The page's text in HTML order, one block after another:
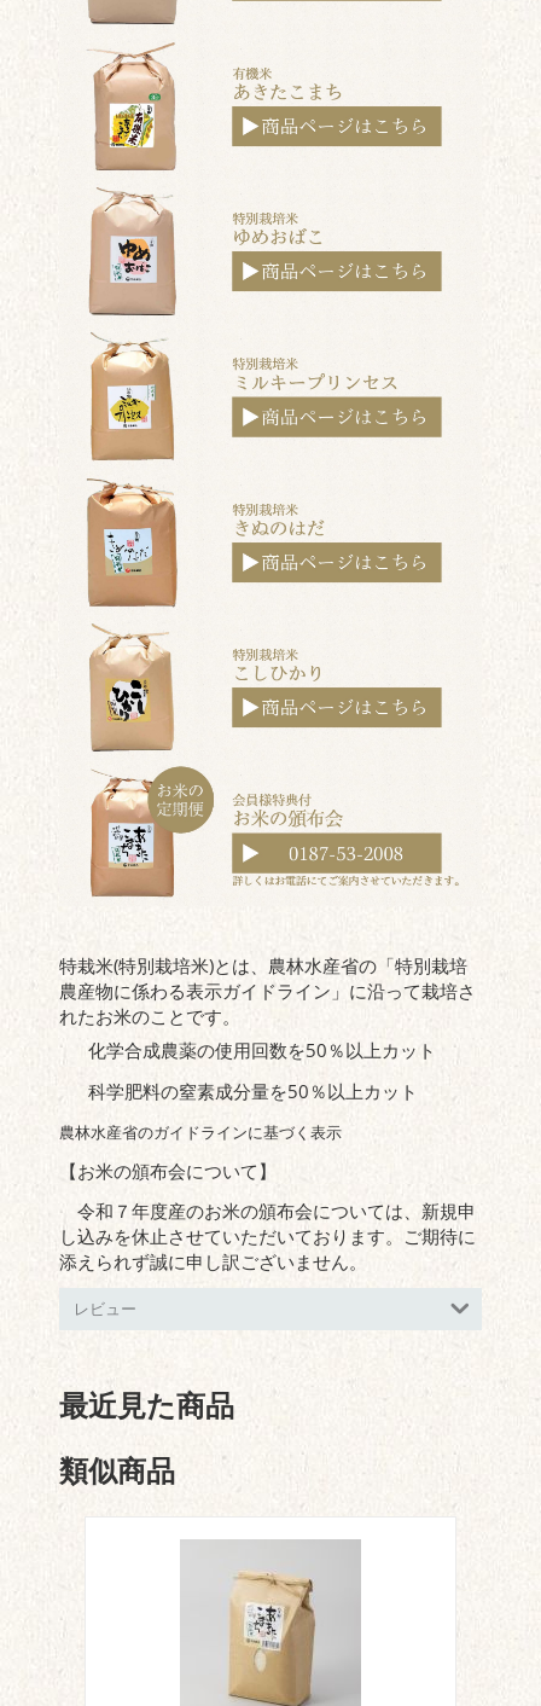
特栽米(特別栽培米)とは、農林水産省の「特別栽培
農産物に係わる表示ガイドライン」に沿って栽培さ
れたお米のことです。
化学合成農薬の使用回数を50％以上カット
科学肥料の窒素成分量を50％以上カット
農林水産省のガイドラインに基づく表示
【お米の頒布会について】
令和７年度産のお米の頒布会については、新規申
し込みを休止させていただいております。ご期待に
添えられず誠に申し訳ございません。
レビュー
最近見た商品
類似商品